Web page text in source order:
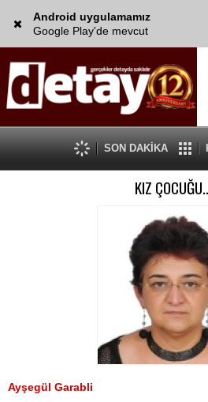
Android uygulamamız
Google Play'de mevcut
SON DAKİKA
KIZ
Ayşegül Garabli